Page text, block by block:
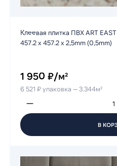
Клеевая плитка ПВХ ART
457.2 х 457.2 х 2,5mm (0,5mm)
1 950 ₽/м²
6 521 ₽ упаковка — 3.344м²
В